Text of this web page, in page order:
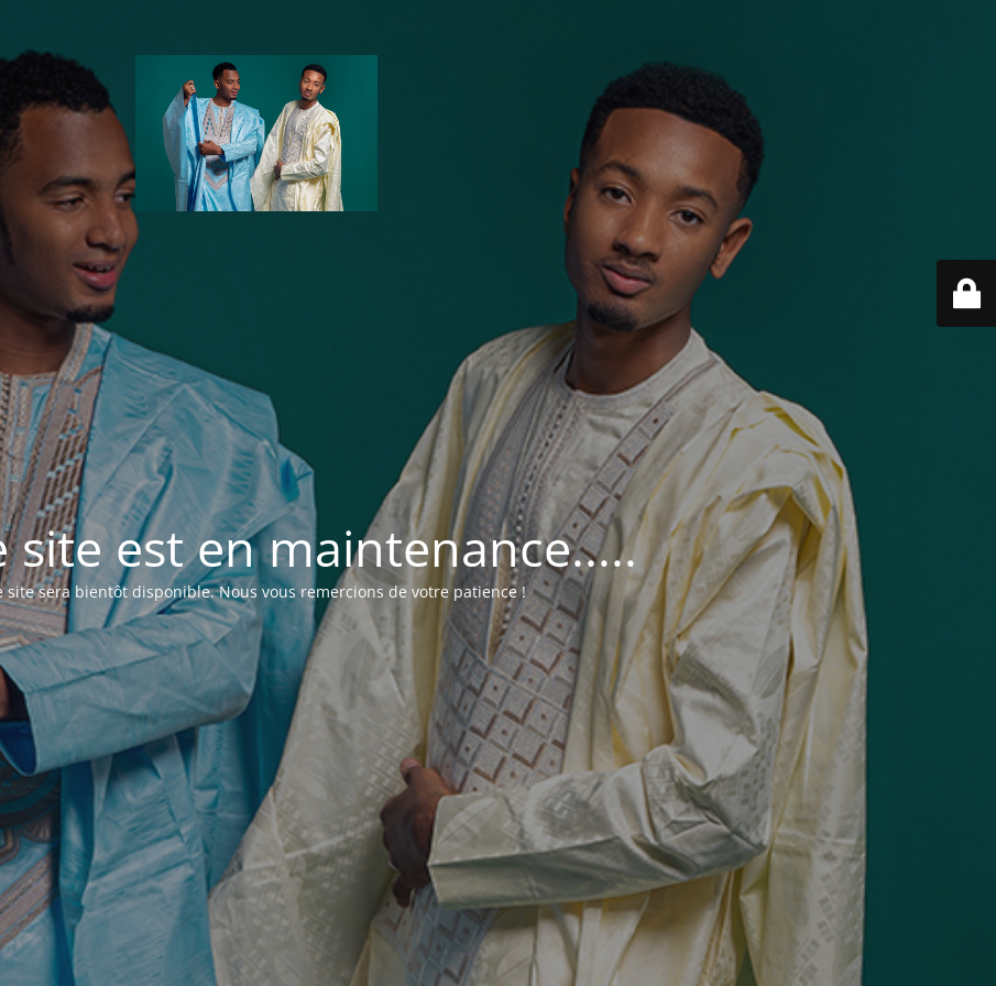
site est en maintenance.....
site sera bientôt disponible. Nous vous remercions de votre patience !